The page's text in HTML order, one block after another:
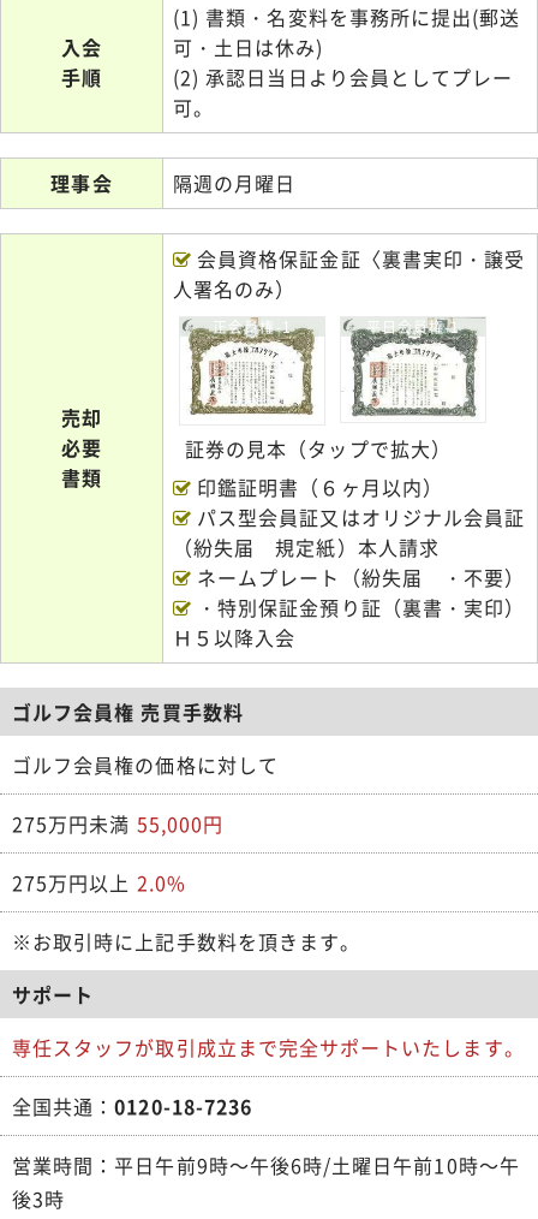
入会
手順
(1) 書類・名変料を事務所に提出(郵送
可・土日は休み)
(2) 承認日当日より会員としてプレー
可。
理事会 隔週の月曜日
売却
必要
書類
会員資格保証金証〈裏書実印・譲受
人署名のみ）
正会員権-1 平日会員権-1
証券の見本（タップで拡大）
印鑑証明書（６ヶ月以内）
パス型会員証又はオリジナル会員証
（紛失届 規定紙）本人請求
ネームプレート（紛失届 ・不要）
・特別保証金預り証（裏書・実印）
Ｈ５以降入会
ゴルフ会員権 売買手数料
ゴルフ会員権の価格に対して
275万円未満 55,000円
275万円以上 2.0%
※お取引時に上記手数料を頂きます。
サポート
専任スタッフが取引成立まで完全サポートいたします。
全国共通：0120-18-7236
営業時間：平日午前9時～午後6時/土曜日午前10時～午
後3時